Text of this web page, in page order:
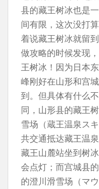
县的藏王树冰也是
间有限，这次没打
着说藏王树冰就留
做攻略的时候发现
王树冰！因为日本
峰刚好在山形和宫
到。但具体有什么
同，山形县的藏王
雪场（蔵王温泉ス
共交通抵达藏王温
藏王山麓站坐到树
会点灯；而宫城县
的澄川滑雪场（マ